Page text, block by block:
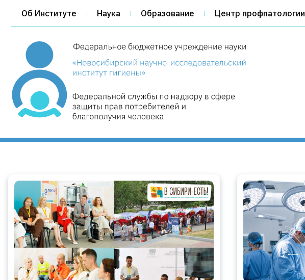
Об Институте Наука Образование Центр профпатологии